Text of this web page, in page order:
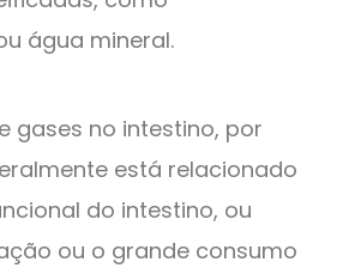
água mineral.
gases no intestino, por
está relacionado
do intestino, ou
ou o grande consumo